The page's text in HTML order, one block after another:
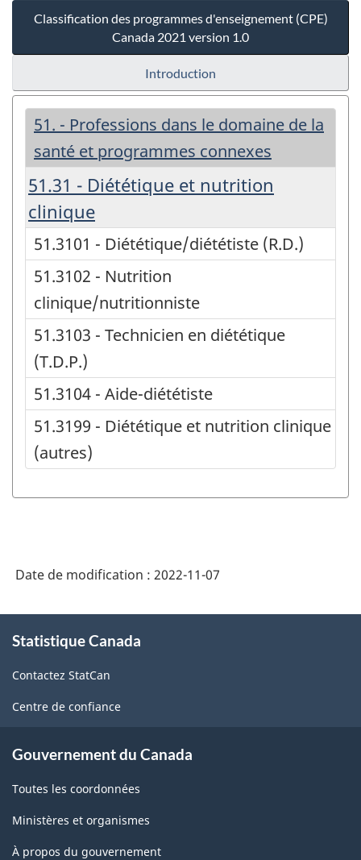
Classification des programmes d'enseignement (CPE)
Canada 2021 version 1.0
Introduction
51. - Professions dans le domaine de la
santé et programmes connexes
51.31 - Diététique et nutrition
clinique
51.3101 - Diététique/diététiste (R.D.)
51.3102 - Nutrition
clinique/nutritionniste
51.3103 - Technicien en diététique
(T.D.P.)
51.3104 - Aide-diététiste
51.3199 - Diététique et nutrition clinique
(autres)
Date de modification : 2022-11-07
propos
ce
site
Statistique Canada
Contactez StatCan
Centre de confiance
Gouvernement du Canada
Toutes les coordonnées
Ministères et organismes
À propos du gouvernement